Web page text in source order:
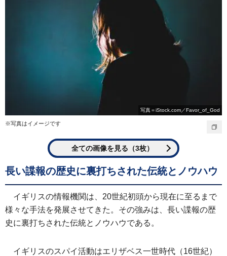
写真＝iStock.com／Favor_of_God
※写真はイメージです
全ての画像を見る（3枚）
長い諜報の歴史に裏打ちされた伝統とノウハウ
イギリスの情報機関は、20世紀初頭から現在に至るまで
様々な手法を発展させてきた。その強みは、長い諜報の歴
史に裏打ちされた伝統とノウハウである。
イギリスのスパイ活動はエリザベス一世時代（16世紀）